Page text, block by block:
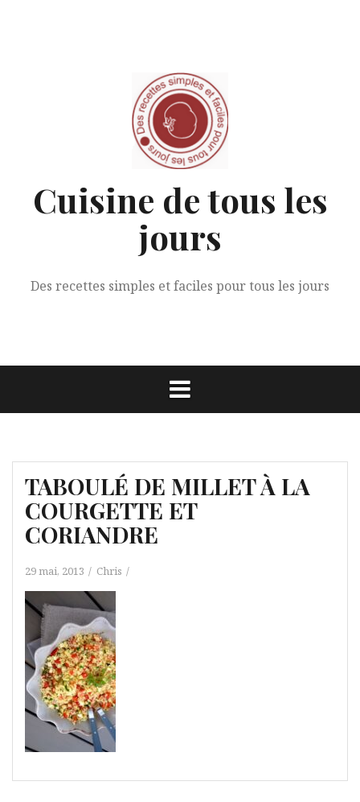
Cuisine de tous les
jours
Des recettes simples et faciles pour tous les jours
TABOULÉ DE MILLET À LA
COURGETTE ET
CORIANDRE
29 mai, 2013 Chris